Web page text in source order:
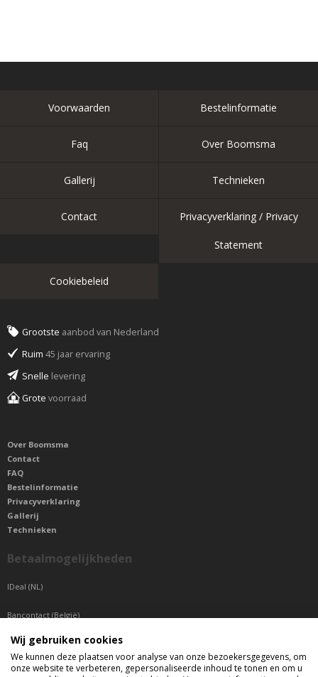
Voorwaarden Bestelinformatie
Faq Over Boomsma
Gallerij Technieken
Contact Privacyverklaring / Privacy
Statement
Cookiebeleid
Grootste aanbod van Nederland
Ruim 45 jaar ervaring
Snelle levering
Grote voorraad
Over Boomsma
Contact
FAQ
Bestelinformatie
Privacyverklaring
Gallerij
Technieken
Betaalmogelijkheden
IDeal (NL)
Bancontact (België)
Sepa betaling (Overige landen)
Telefonisch bereikbaar
Wij gebruiken cookies
We kunnen deze plaatsen voor analyse van onze bezoekersgegevens, om
onze website te verbeteren, gepersonaliseerde inhoud te tonen en om u